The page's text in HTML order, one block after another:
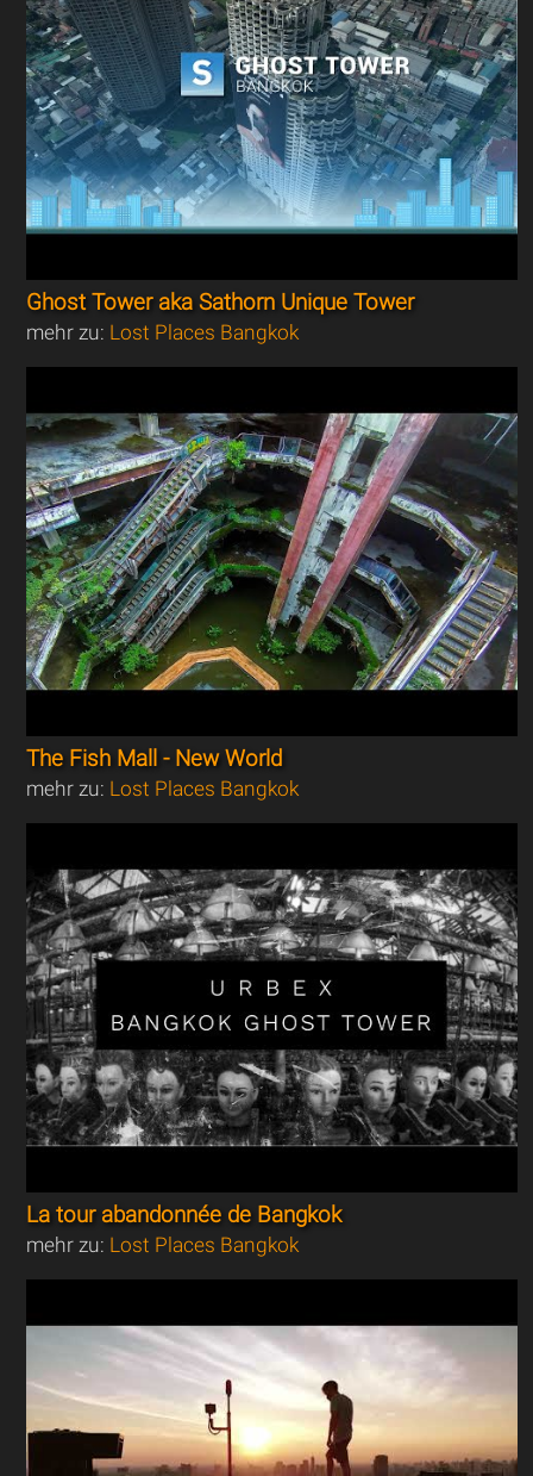
Ghost Tower aka Sathorn Unique Tower
mehr zu: Lost Places Bangkok
The Fish Mall - New World
mehr zu: Lost Places Bangkok
La tour abandonnée de Bangkok
mehr zu: Lost Places Bangkok